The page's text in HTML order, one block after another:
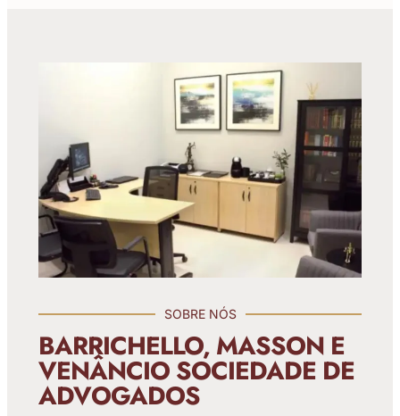
SOBRE NÓS
BARRICHELLO, MASSON E
VENÂNCIO SOCIEDADE DE
ADVOGADOS